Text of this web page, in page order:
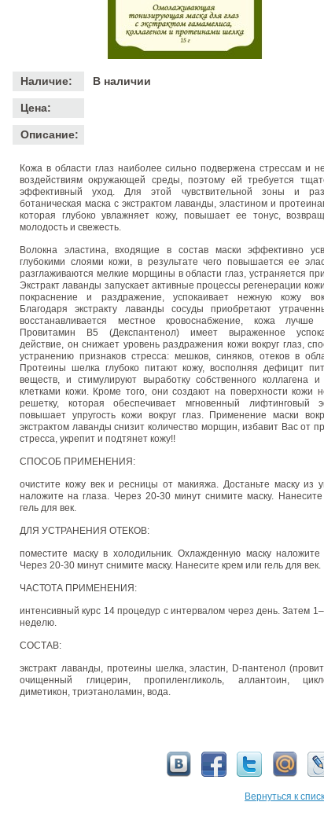
Наличие: В наличии
Цена:
Описание:
Кожа в области глаз наиболее сильно подвержена стрессам и
воздействиям окружающей среды, поэтому ей требуется
эффективный уход. Для этой чувствительной зоны и
ботаническая маска с экстрактом лаванды, эластином и
которая глубоко увлажняет кожу, повышает ее тонус,
молодость и свежесть.
Волокна эластина, входящие в состав маски эффективно
глубокими слоями кожи, в результате чего повышается ее
разглаживаются мелкие морщины в области глаз, устраняется
Экстракт лаванды запускает активные процессы регенерации
покраснение и раздражение, успокаивает нежную кожу
Благодаря экстракту лаванды сосуды приобретают
восстанавливается местное кровоснабжение, кожа лучше
Провитамин В5 (Декспантенол) имеет выраженное
действие, он снижает уровень раздражения кожи вокруг глаз,
устранению признаков стресса: мешков, синяков, отеков в
Протеины шелка глубоко питают кожу, восполняя дефицит
веществ, и стимулируют выработку собственного коллагена и
клетками кожи. Кроме того, они создают на поверхности кожи
решетку, которая обеспечивает мгновенный лифтинговый
повышает упругость кожи вокруг глаз. Применение маски
экстрактом лаванды снизит количество морщин, избавит Вас от
стресса, укрепит и подтянет кожу!!
СПОСОБ ПРИМЕНЕНИЯ:
очистите кожу век и ресницы от макияжа. Достаньте маску из
наложите на глаза. Через 20-30 минут снимите маску.
гель для век.
ДЛЯ УСТРАНЕНИЯ ОТЕКОВ:
поместите маску в холодильник. Охлажденную маску наложите
Через 20-30 минут снимите маску. Нанесите крем или гель для век.
ЧАСТОТА ПРИМЕНЕНИЯ:
интенсивный курс 14 процедур с интервалом через день. Затем
неделю.
СОСТАВ:
экстракт лаванды, протеины шелка, эластин, D-пантенол
очищенный глицерин, пропиленгликоль, аллантоин,
диметикон, триэтаноламин, вода.
Вернуться к